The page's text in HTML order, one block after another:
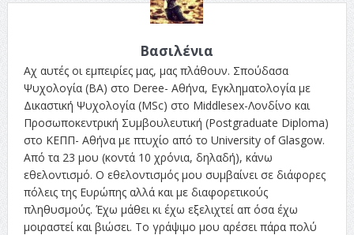
Βασιλένια
Αχ αυτές οι εμπειρίες μας, μας πλάθουν. Σπούδασα
Ψυχολογία (BA) στο Deree- Αθήνα, Εγκληματολογία με
Δικαστική Ψυχολογία (MSc) στο Middlesex-Λονδίνο και
Προσωποκεντρική Συμβουλευτική (Postgraduate Diploma)
στο ΚΕΠΠ- Αθήνα με πτυχίο από το University of Glasgow.
Από τα 23 μου (κοντά 10 χρόνια, δηλαδή), κάνω
εθελοντισμό. Ο εθελοντισμός μου συμβαίνει σε διάφορες
πόλεις της Ευρώπης αλλά και με διαφορετικούς
πληθυσμούς. Έχω μάθει κι έχω εξελιχτεί απ όσα έχω
μοιραστεί και βιώσει. Το γράψιμο μου αρέσει πάρα πολύ